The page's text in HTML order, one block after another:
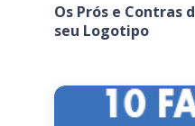
Os Prós e Contras
seu Logotipo